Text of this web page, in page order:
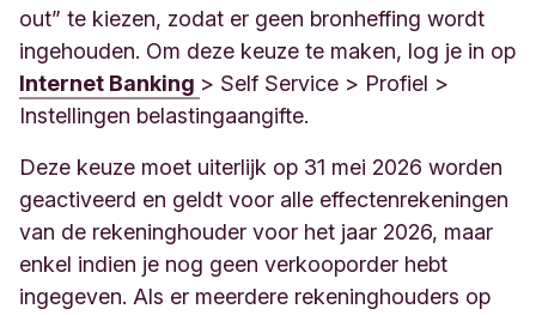
out” te kiezen, zodat er geen bronheffing wordt
ingehouden. Om deze keuze te maken, log je in op
Internet Banking > Self Service > Profiel >
Instellingen belastingaangifte.
Deze keuze moet uiterlijk op 31 mei 2026 worden
geactiveerd en geldt voor alle effectenrekeningen
van de rekeninghouder voor het jaar 2026, maar
enkel indien je nog geen verkooporder hebt
ingegeven. Als er meerdere rekeninghouders op